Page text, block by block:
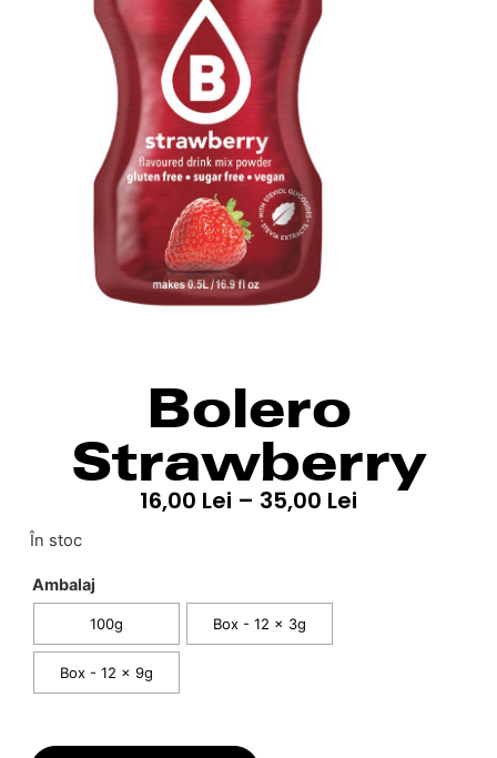
Bolero
Strawberry
16,00 Lei – 35,00 Lei
În stoc
Ambalaj
100g Box - 12 x 3g
Box - 12 x 9g